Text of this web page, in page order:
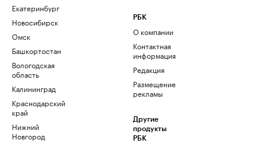
Екатеринбург
Новосибирск
Омск
Башкортостан
Вологодская
область
Калининград
Краснодарский
край
Нижний
Новгород
РБК
О компании
Контактная
информация
Редакция
Размещение
рекламы
Другие
продукты
РБК